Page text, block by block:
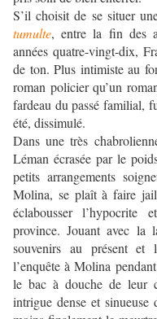
S’il choisit de se situer
tumulte, entre la fin des
années quatre-vingt-dix,
de ton. Plus intimiste au
roman policier qu’un
fardeau du passé familial,
été, dissimulé.
Dans une très
Léman écrasée par le
petits arrangements
Molina, se plaît à faire
éclabousser l’hypocrite
province. Jouant avec la
souvenirs au présent et
l’enquête à Molina
le bac à douche de leur
intrigue dense et sinueuse